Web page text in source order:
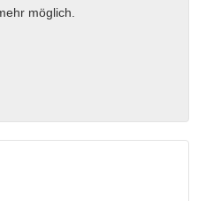
möglich.